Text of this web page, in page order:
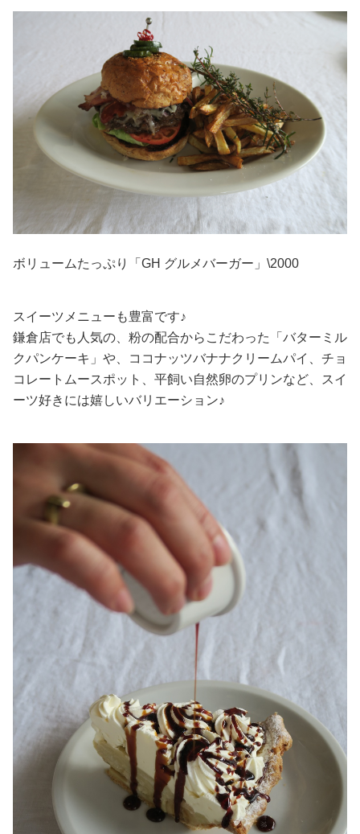
ボリュームたっぷり「GH グルメバーガー」\2000
スイーツメニューも豊富です♪
鎌倉店でも人気の、粉の配合からこだわった「バターミル
クパンケーキ」や、ココナッツバナナクリームパイ、チョ
コレートムースポット、平飼い自然卵のプリンなど、スイ
ーツ好きには嬉しいバリエーション♪